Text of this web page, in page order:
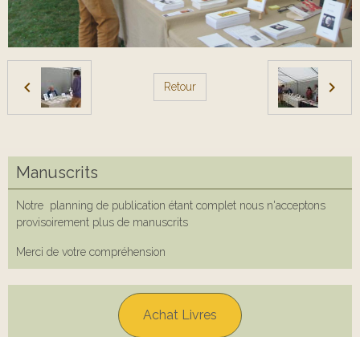
Retour
Manuscrits
Notre planning de publication étant complet nous n'acceptons
provisoirement plus de manuscrits
Merci de votre compréhension
Achat Livres